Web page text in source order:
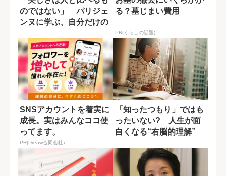
のではない」 パリジェ
ンヌに学ぶ、自分だけの
る？墓じまい費用
PR(くらしの話題)
SNSアカウントを着実に
成長。実はみんなココ使
ってます。
PR(Dreaw合同会社)
「知ったつもり」ではも
ったいない? 人生が面
白くなる“右脳的理解”